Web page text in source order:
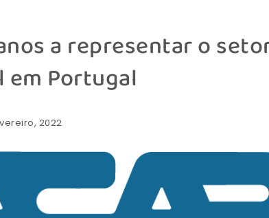
a representar o
Portugal
2022